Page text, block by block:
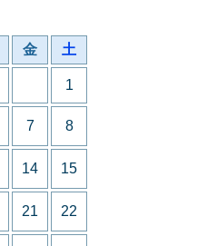
金 土
1
7 8
14 15
21 22